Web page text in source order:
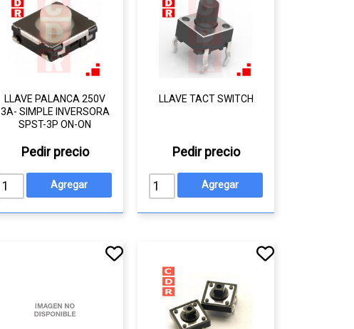
LLAVE PALANCA 250V
3A- SIMPLE INVERSORA
SPST-3P ON-ON
Pedir precio
LLAVE TACT SWITCH
Pedir precio